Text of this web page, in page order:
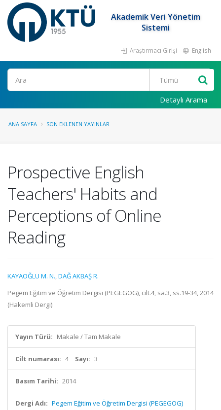
Akademik Veri Yönetim
Sistemi
Araştırmacı Girişi English
Ara
Detaylı Arama
ANA SAYFA SON EKLENEN YAYINLAR
Prospective English
Teachers' Habits and
Perceptions of Online
Reading
KAYAOĞLU M. N.,DAĞ AKBAŞ R.
Pegem Eğitim ve Öğretim Dergisi (PEGEGOG), cilt.4, sa.3, ss.19-34, 2014
(Hakemli Dergi)
Yayın Türü: Makale / Tam Makale
Cilt numarası: 4 Sayı: 3
Basım Tarihi: 2014
Dergi Adı: Pegem Eğitim ve Öğretim Dergisi (PEGEGOG)